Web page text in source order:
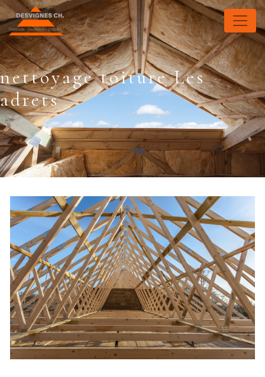
Panneau de gestion des cookies
nettoyage toiture Les
adrets